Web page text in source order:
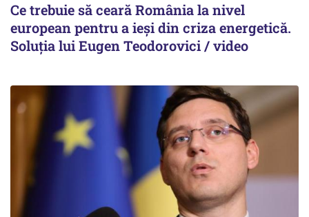
Ce trebuie să ceară România la nivel
european pentru a ieși din criza energetică.
Soluția lui Eugen Teodorovici / video